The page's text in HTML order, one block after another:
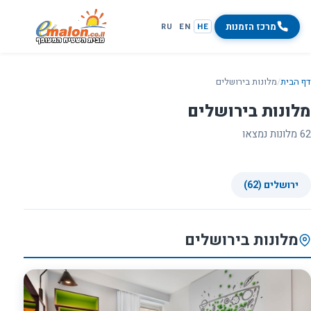
מרכז הזמנות HE
EN
RU
דף הבית/מלונות בירושלים
מלונות בירושלים
62 מלונות נמצאו
ירושלים (62)
מלונות בירושלים